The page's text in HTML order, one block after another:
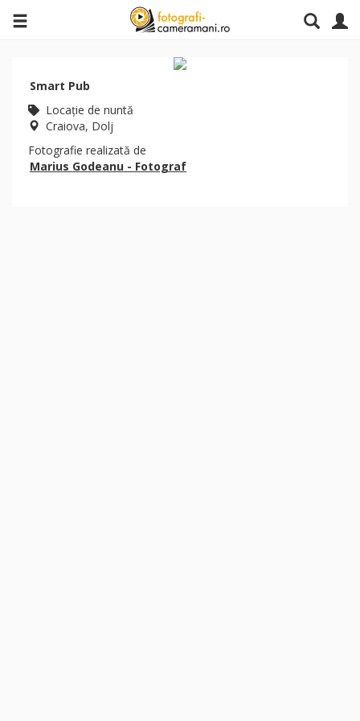
Smart Pub
Locaţie de nuntă
Craiova, Dolj
Fotografie realizată de
Marius Godeanu - Fotograf